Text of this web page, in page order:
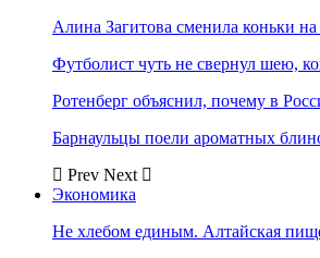
Алина Загитова сменила коньки
Футболист чуть не свернул шею,
Ротенберг объяснил, почему в
Барнаульцы поели ароматных
Prev Next
Экономика
Не хлебом единым. Алтайская